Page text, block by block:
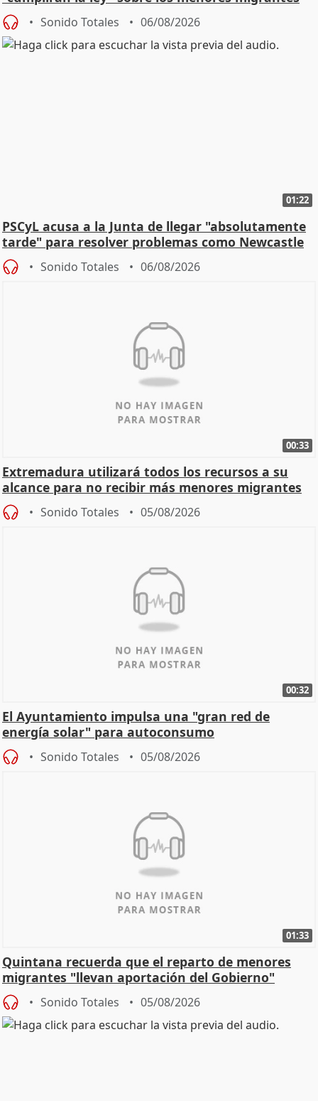
Sonido Totales 06/08/2026
01:22
PSCyL acusa a la Junta de llegar "absolutamente
tarde" para resolver problemas como Newcastle
Sonido Totales 06/08/2026
00:33
Extremadura utilizará todos los recursos a su
alcance para no recibir más menores migrantes
Sonido Totales 05/08/2026
00:32
El Ayuntamiento impulsa una "gran red de
energía solar" para autoconsumo
Sonido Totales 05/08/2026
01:33
Quintana recuerda que el reparto de menores
migrantes "llevan aportación del Gobierno"
central
Sonido Totales 05/08/2026